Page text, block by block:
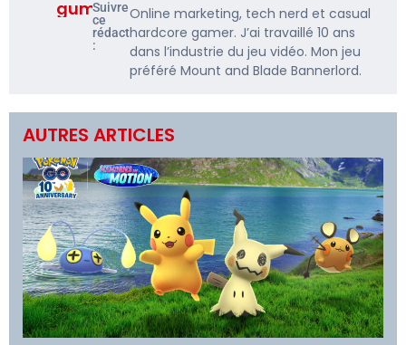
gumbarf
Suivre
ce
rédacteur
:
Online marketing, tech nerd et casual
hardcore gamer. J’ai travaillé 10 ans
dans l’industrie du jeu vidéo. Mon jeu
préféré Mount and Blade Bannerlord.
AUTRES ARTICLES